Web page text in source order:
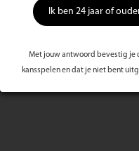
Ik ben 24 jaar of
Met jouw antwoord bevestig je
kansspelen en dat je niet bent